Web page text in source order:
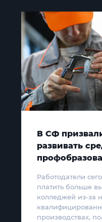
В СФ
развивать
Работодатели
платить больше
колледжей из-за
производствах,